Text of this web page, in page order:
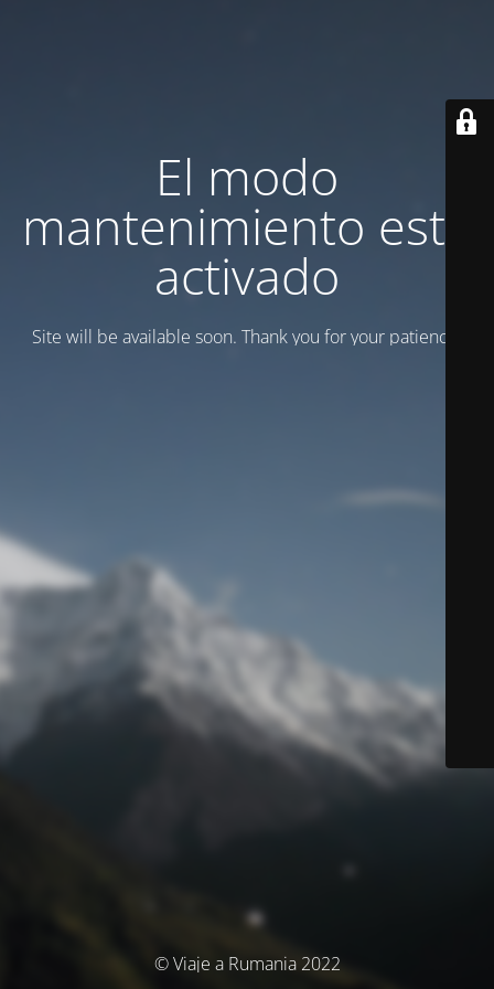
El modo
mantenimiento está
activado
Site will be available soon. Thank you for your patience!
© Viaje a Rumania 2022